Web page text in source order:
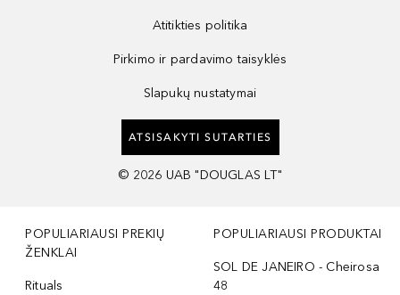
Atitikties politika
Pirkimo ir pardavimo taisyklės
Slapukų nustatymai
ATSISAKYTI SUTARTIES
© 2026 UAB "DOUGLAS LT"
POPULIARIAUSI PREKIŲ
ŽENKLAI
Rituals
POPULIARIAUSI PRODUKTAI
SOL DE JANEIRO - Cheirosa
48